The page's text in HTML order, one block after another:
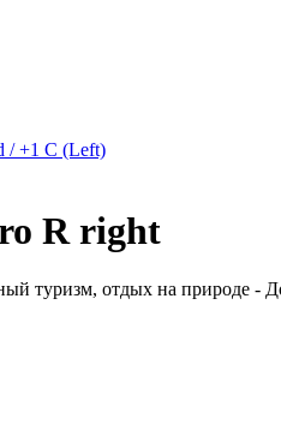
/ +1 C (Left)
R right
туризм, отдых на природе -